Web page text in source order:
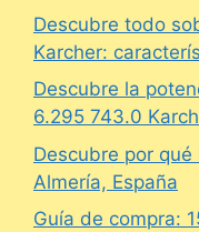
Descubre todo
Karcher:
Descubre la
6.295 743.0
Descubre por
Almería, España
Guía de compra: